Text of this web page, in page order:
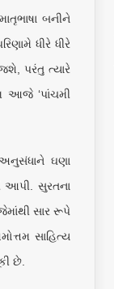
બનીને
ધીરે ધીરે
પરંતુ ત્યારે
‘પાંચમી
ઘણા
આપી. સુરતના
સાર રૂપે
સાહિત્ય
છે.